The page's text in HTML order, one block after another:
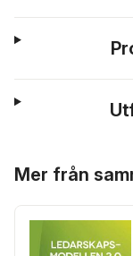
Mer från